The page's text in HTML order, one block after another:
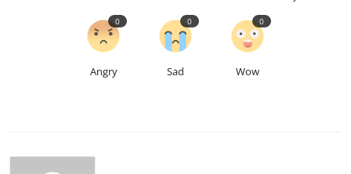
Angry
0
Sad
0
Wow
0